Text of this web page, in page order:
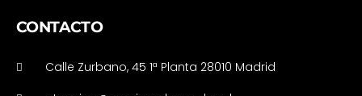
CONTACTO
Calle Zurbano, 45 1ª Planta 28010 Madrid